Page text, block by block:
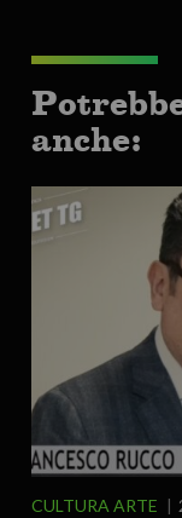
anche:
CULTURA ARTE